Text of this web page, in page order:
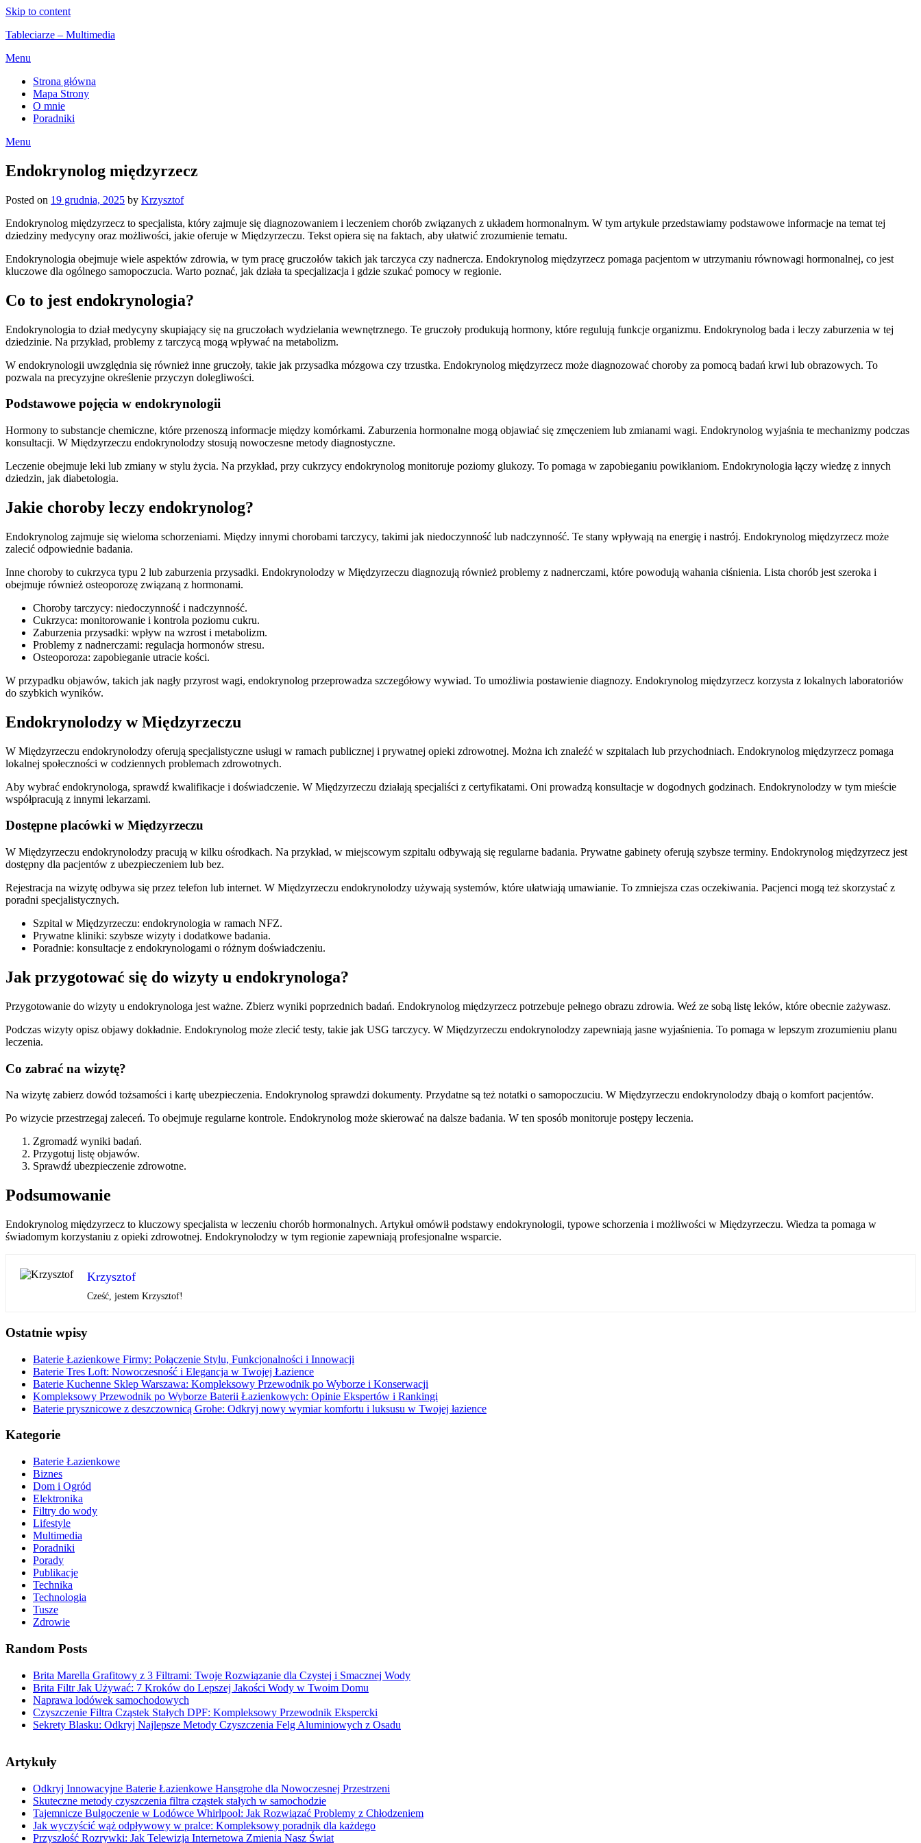
Skip to content
Tableciarze – Multimedia
Menu
Strona główna
Mapa Strony
O mnie
Poradniki
Menu
Endokrynolog międzyrzecz
Posted on 19 grudnia, 2025 by Krzysztof
Endokrynolog międzyrzecz to specjalista, który zajmuje się diagnozowaniem i leczeniem chorób związanych z układem hormonalnym. W tym artykule przedstawiamy podstawowe informacje na temat tej
dziedziny medycyny oraz możliwości, jakie oferuje w Międzyrzeczu. Tekst opiera się na faktach, aby ułatwić zrozumienie tematu.
Endokrynologia obejmuje wiele aspektów zdrowia, w tym pracę gruczołów takich jak tarczyca czy nadnercza. Endokrynolog międzyrzecz pomaga pacjentom w utrzymaniu równowagi hormonalnej, co jest
kluczowe dla ogólnego samopoczucia. Warto poznać, jak działa ta specjalizacja i gdzie szukać pomocy w regionie.
Co to jest endokrynologia?
Endokrynologia to dział medycyny skupiający się na gruczołach wydzielania wewnętrznego. Te gruczoły produkują hormony, które regulują funkcje organizmu. Endokrynolog bada i leczy zaburzenia w tej
dziedzinie. Na przykład, problemy z tarczycą mogą wpływać na metabolizm.
W endokrynologii uwzględnia się również inne gruczoły, takie jak przysadka mózgowa czy trzustka. Endokrynolog międzyrzecz może diagnozować choroby za pomocą badań krwi lub obrazowych. To
pozwala na precyzyjne określenie przyczyn dolegliwości.
Podstawowe pojęcia w endokrynologii
Hormony to substancje chemiczne, które przenoszą informacje między komórkami. Zaburzenia hormonalne mogą objawiać się zmęczeniem lub zmianami wagi. Endokrynolog wyjaśnia te mechanizmy podczas
konsultacji. W Międzyrzeczu endokrynolodzy stosują nowoczesne metody diagnostyczne.
Leczenie obejmuje leki lub zmiany w stylu życia. Na przykład, przy cukrzycy endokrynolog monitoruje poziomy glukozy. To pomaga w zapobieganiu powikłaniom. Endokrynologia łączy wiedzę z innych
dziedzin, jak diabetologia.
Jakie choroby leczy endokrynolog?
Endokrynolog zajmuje się wieloma schorzeniami. Między innymi chorobami tarczycy, takimi jak niedoczynność lub nadczynność. Te stany wpływają na energię i nastrój. Endokrynolog międzyrzecz może
zalecić odpowiednie badania.
Inne choroby to cukrzyca typu 2 lub zaburzenia przysadki. Endokrynolodzy w Międzyrzeczu diagnozują również problemy z nadnerczami, które powodują wahania ciśnienia. Lista chorób jest szeroka i
obejmuje również osteoporozę związaną z hormonami.
Choroby tarczycy: niedoczynność i nadczynność.
Cukrzyca: monitorowanie i kontrola poziomu cukru.
Zaburzenia przysadki: wpływ na wzrost i metabolizm.
Problemy z nadnerczami: regulacja hormonów stresu.
Osteoporoza: zapobieganie utracie kości.
W przypadku objawów, takich jak nagły przyrost wagi, endokrynolog przeprowadza szczegółowy wywiad. To umożliwia postawienie diagnozy. Endokrynolog międzyrzecz korzysta z lokalnych laboratoriów
do szybkich wyników.
Endokrynolodzy w Międzyrzeczu
W Międzyrzeczu endokrynolodzy oferują specjalistyczne usługi w ramach publicznej i prywatnej opieki zdrowotnej. Można ich znaleźć w szpitalach lub przychodniach. Endokrynolog międzyrzecz pomaga
lokalnej społeczności w codziennych problemach zdrowotnych.
Aby wybrać endokrynologa, sprawdź kwalifikacje i doświadczenie. W Międzyrzeczu działają specjaliści z certyfikatami. Oni prowadzą konsultacje w dogodnych godzinach. Endokrynolodzy w tym mieście
współpracują z innymi lekarzami.
Dostępne placówki w Międzyrzeczu
W Międzyrzeczu endokrynolodzy pracują w kilku ośrodkach. Na przykład, w miejscowym szpitalu odbywają się regularne badania. Prywatne gabinety oferują szybsze terminy. Endokrynolog międzyrzecz jest
dostępny dla pacjentów z ubezpieczeniem lub bez.
Rejestracja na wizytę odbywa się przez telefon lub internet. W Międzyrzeczu endokrynolodzy używają systemów, które ułatwiają umawianie. To zmniejsza czas oczekiwania. Pacjenci mogą też skorzystać z
poradni specjalistycznych.
Szpital w Międzyrzeczu: endokrynologia w ramach NFZ.
Prywatne kliniki: szybsze wizyty i dodatkowe badania.
Poradnie: konsultacje z endokrynologami o różnym doświadczeniu.
Jak przygotować się do wizyty u endokrynologa?
Przygotowanie do wizyty u endokrynologa jest ważne. Zbierz wyniki poprzednich badań. Endokrynolog międzyrzecz potrzebuje pełnego obrazu zdrowia. Weź ze sobą listę leków, które obecnie zażywasz.
Podczas wizyty opisz objawy dokładnie. Endokrynolog może zlecić testy, takie jak USG tarczycy. W Międzyrzeczu endokrynolodzy zapewniają jasne wyjaśnienia. To pomaga w lepszym zrozumieniu planu
leczenia.
Co zabrać na wizytę?
Na wizytę zabierz dowód tożsamości i kartę ubezpieczenia. Endokrynolog sprawdzi dokumenty. Przydatne są też notatki o samopoczuciu. W Międzyrzeczu endokrynolodzy dbają o komfort pacjentów.
Po wizycie przestrzegaj zaleceń. To obejmuje regularne kontrole. Endokrynolog może skierować na dalsze badania. W ten sposób monitoruje postępy leczenia.
Zgromadź wyniki badań.
Przygotuj listę objawów.
Sprawdź ubezpieczenie zdrowotne.
Podsumowanie
Endokrynolog międzyrzecz to kluczowy specjalista w leczeniu chorób hormonalnych. Artykuł omówił podstawy endokrynologii, typowe schorzenia i możliwości w Międzyrzeczu. Wiedza ta pomaga w
świadomym korzystaniu z opieki zdrowotnej. Endokrynolodzy w tym regionie zapewniają profesjonalne wsparcie.
Krzysztof
Cześć, jestem Krzysztof!
Ostatnie wpisy
Baterie Łazienkowe Firmy: Połączenie Stylu, Funkcjonalności i Innowacji
Baterie Tres Loft: Nowoczesność i Elegancja w Twojej Łazience
Baterie Kuchenne Sklep Warszawa: Kompleksowy Przewodnik po Wyborze i Konserwacji
Kompleksowy Przewodnik po Wyborze Baterii Łazienkowych: Opinie Ekspertów i Rankingi
Baterie prysznicowe z deszczownicą Grohe: Odkryj nowy wymiar komfortu i luksusu w Twojej łazience
Kategorie
Baterie Łazienkowe
Biznes
Dom i Ogród
Elektronika
Filtry do wody
Lifestyle
Multimedia
Poradniki
Porady
Publikacje
Technika
Technologia
Tusze
Zdrowie
Random Posts
Brita Marella Grafitowy z 3 Filtrami: Twoje Rozwiązanie dla Czystej i Smacznej Wody
Brita Filtr Jak Używać: 7 Kroków do Lepszej Jakości Wody w Twoim Domu
Naprawa lodówek samochodowych
Czyszczenie Filtra Cząstek Stałych DPF: Kompleksowy Przewodnik Ekspercki
Sekrety Blasku: Odkryj Najlepsze Metody Czyszczenia Felg Aluminiowych z Osadu
Artykuły
Odkryj Innowacyjne Baterie Łazienkowe Hansgrohe dla Nowoczesnej Przestrzeni
Skuteczne metody czyszczenia filtra cząstek stałych w samochodzie
Tajemnicze Bulgoczenie w Lodówce Whirlpool: Jak Rozwiązać Problemy z Chłodzeniem
Jak wyczyścić wąż odpływowy w pralce: Kompleksowy poradnik dla każdego
Przyszłość Rozrywki: Jak Telewizja Internetowa Zmienia Nasz Świat